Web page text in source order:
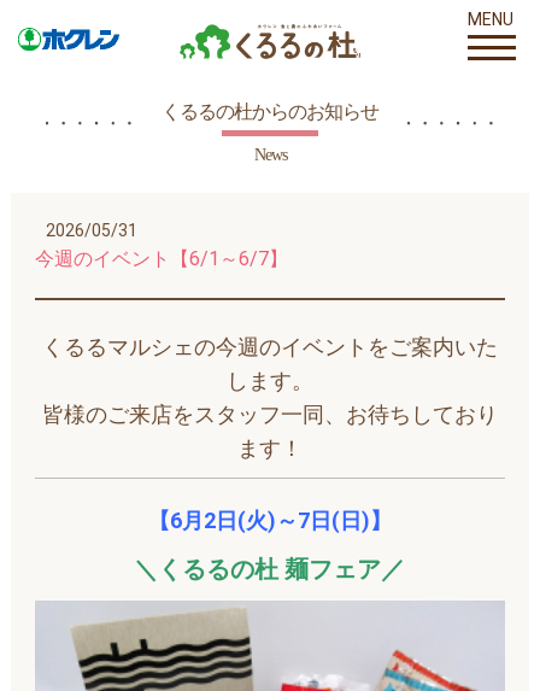
MENU
くるるの杜からのお知らせ
News
2026/05/31
今週のイベント【6/1～6/7】
くるるマルシェの今週のイベントをご案内いた
します。
皆様のご来店をスタッフ一同、お待ちしており
ます！
【6月2日(火)～7日(日)】
＼くるるの杜 麺フェア／